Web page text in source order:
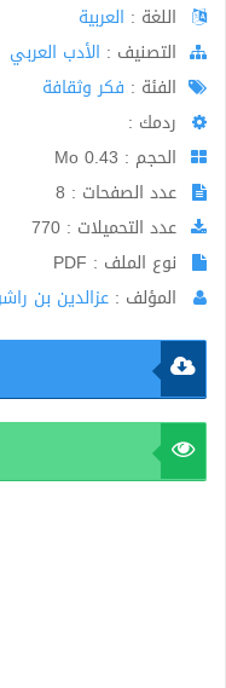
اللغة : العربية
اﻟﺘﺼﻨﻴﻒ : الأدب العربي
الفئة : فكر وثقافة
ردمك :
الحجم : 0.43 Mo
عدد الصفحات : 8
عدد التحميلات : 770
نوع الملف : PDF
المؤلف : عزالدين بن